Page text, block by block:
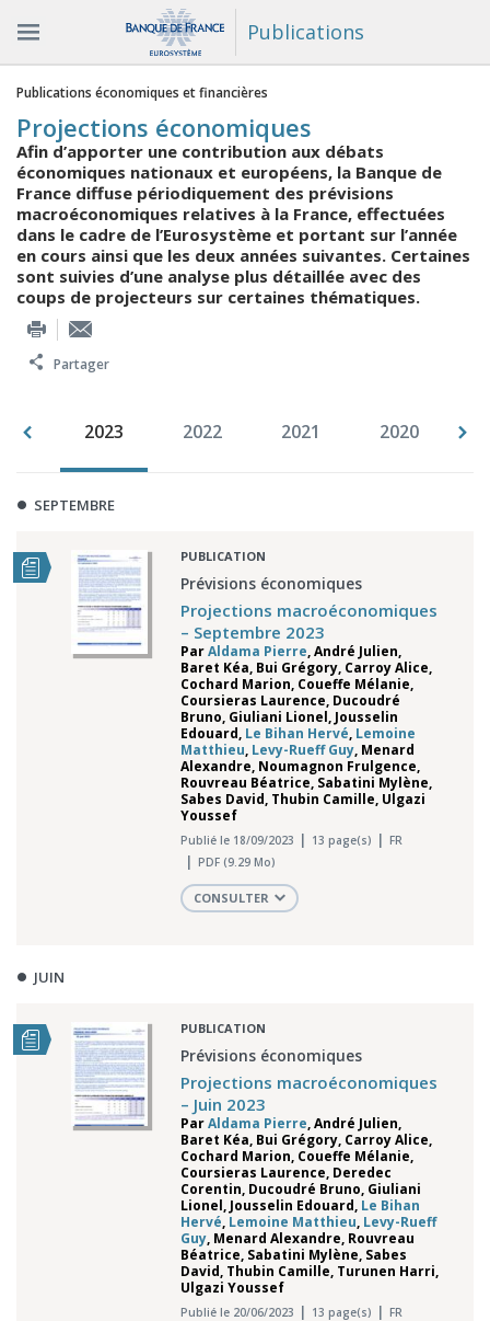
Publications
Vous êtes ici
Publications économiques et financières
Projections économiques
Afin d’apporter une contribution aux débats
économiques nationaux et européens, la Banque de
France diffuse périodiquement des prévisions
macroéconomiques relatives à la France, effectuées
dans le cadre de l’Eurosystème et portant sur l’année
en cours ainsi que les deux années suivantes. Certaines
sont suivies d’une analyse plus détaillée avec des
coups de projecteurs sur certaines thématiques.
Partager
2023 2022 2021 2020
SEPTEMBRE
PUBLICATION
Prévisions économiques
Projections macroéconomiques
– Septembre 2023
ParAldama Pierre,André Julien,
Baret Kéa, Bui Grégory, Carroy Alice,
Cochard Marion, Coueffe Mélanie,
Coursieras Laurence, Ducoudré
Bruno, Giuliani Lionel, Jousselin
Edouard, Le Bihan Hervé, Lemoine
Matthieu, Levy-Rueff Guy, Menard
Alexandre, Noumagnon Frulgence,
Rouvreau Béatrice, Sabatini Mylène,
Sabes David, Thubin Camille, Ulgazi
Youssef
Publié le 18/09/2023 13 page(s)
FR
PDF (9.29 Mo)
CONSULTER
JUIN
PUBLICATION
Prévisions économiques
Projections macroéconomiques
– Juin 2023
ParAldama Pierre,André Julien,
Baret Kéa, Bui Grégory, Carroy Alice,
Cochard Marion, Coueffe Mélanie,
Coursieras Laurence, Deredec
Corentin, Ducoudré Bruno, Giuliani
Lionel, Jousselin Edouard, Le Bihan
Hervé, Lemoine Matthieu, Levy-Rueff
Guy, Menard Alexandre, Rouvreau
Béatrice, Sabatini Mylène, Sabes
David, Thubin Camille, Turunen Harri,
Ulgazi Youssef
Publié le 20/06/2023 13 page(s)
FR